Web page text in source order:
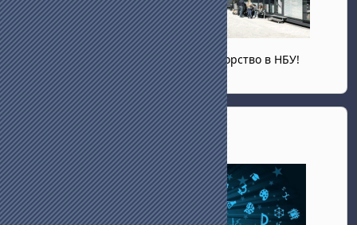
Запознайте се със системата за тюторство в НБУ!
Прескочи Академична етика
Академична етика